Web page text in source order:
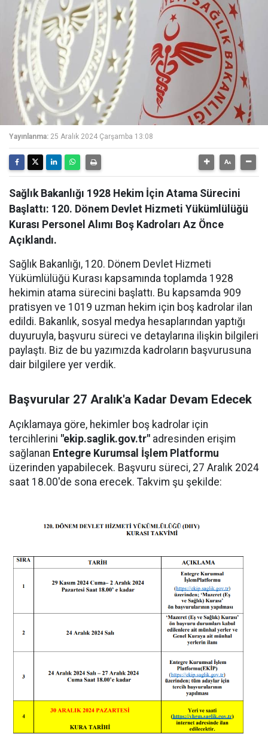
Yayınlanma: 25 Aralık 2024 Çarşamba 13:08
Sağlık Bakanlığı 1928 Hekim İçin Atama Sürecini
Başlattı: 120. Dönem Devlet Hizmeti Yükümlülüğü
Kurası Personel Alımı Boş Kadroları Az Önce
Açıklandı.
Sağlık Bakanlığı, 120. Dönem Devlet Hizmeti
Yükümlülüğü Kurası kapsamında toplamda 1928
hekimin atama sürecini başlattı. Bu kapsamda 909
pratisyen ve 1019 uzman hekim için boş kadrolar ilan
edildi. Bakanlık, sosyal medya hesaplarından yaptığı
duyuruyla, başvuru süreci ve detaylarına ilişkin bilgileri
paylaştı. Biz de bu yazımızda kadroların başvurusuna
dair bilgilere yer verdik.
Başvurular 27 Aralık'a Kadar Devam Edecek
Açıklamaya göre, hekimler boş kadrolar için
tercihlerini "ekip.saglik.gov.tr" adresinden erişim
sağlanan Entegre Kurumsal İşlem Platformu
üzerinden yapabilecek. Başvuru süreci, 27 Aralık 2024
saat 18.00'de sona erecek. Takvim şu şekilde: